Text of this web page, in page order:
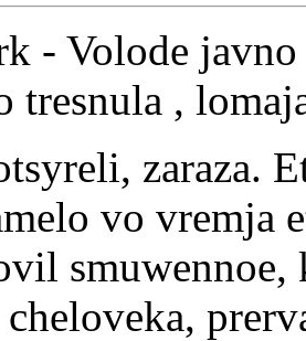
- Volode
tresnula ,
zaraza.
vo
smuwennoe,